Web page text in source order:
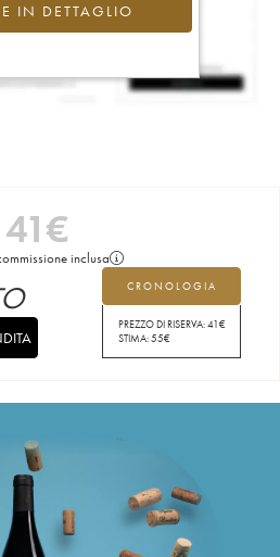
IN DETTAGLIO
41€
inclusa
CRONOLOGIA
PREZZO DI RISERVA:41€
STIMA:55€